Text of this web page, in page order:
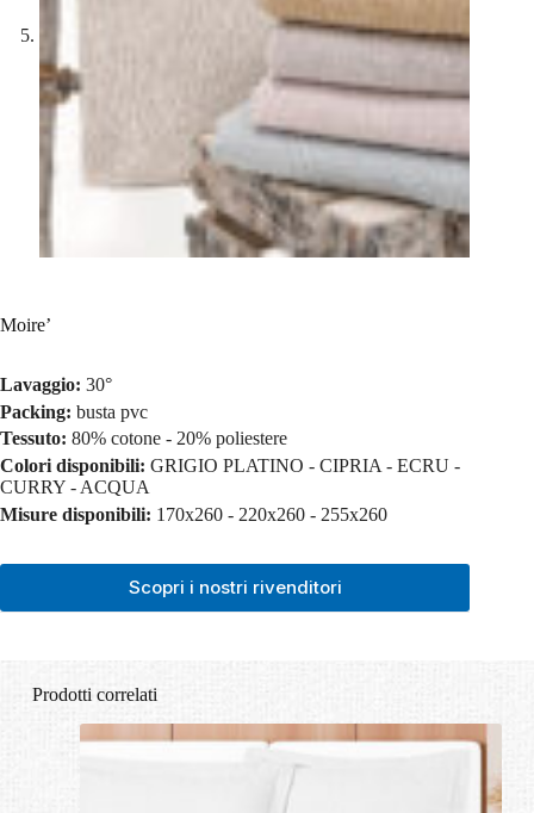
Moire’
Lavaggio: 30°
Packing: busta pvc
Tessuto: 80% cotone - 20% poliestere
Colori disponibili: GRIGIO PLATINO - CIPRIA - ECRU -
CURRY - ACQUA
Misure disponibili: 170x260 - 220x260 - 255x260
Scopri i nostri rivenditori
Prodotti correlati